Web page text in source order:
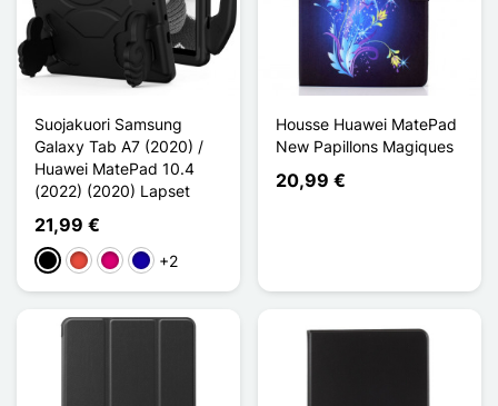
Suojakuori Samsung
Galaxy Tab A7 (2020) /
Huawei MatePad 10.4
(2022) (2020) Lapset
21,99 €
MustaPunainen
MagentaBleu Foncé
+2
Housse Huawei MatePad
New Papillons Magiques
20,99 €